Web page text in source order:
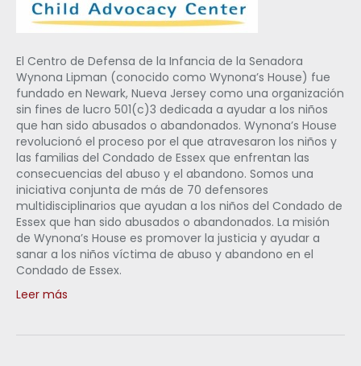
El Centro de Defensa de la Infancia de la Senadora
Wynona Lipman (conocido como Wynona’s House) fue
fundado en Newark, Nueva Jersey como una organización
sin fines de lucro 501(c)3 dedicada a ayudar a los niños
que han sido abusados o abandonados. Wynona’s House
revolucionó el proceso por el que atravesaron los niños y
las familias del Condado de Essex que enfrentan las
consecuencias del abuso y el abandono. Somos una
iniciativa conjunta de más de 70 defensores
multidisciplinarios que ayudan a los niños del Condado de
Essex que han sido abusados o abandonados. La misión
de Wynona’s House es promover la justicia y ayudar a
sanar a los niños víctima de abuso y abandono en el
Condado de Essex.
Leer más